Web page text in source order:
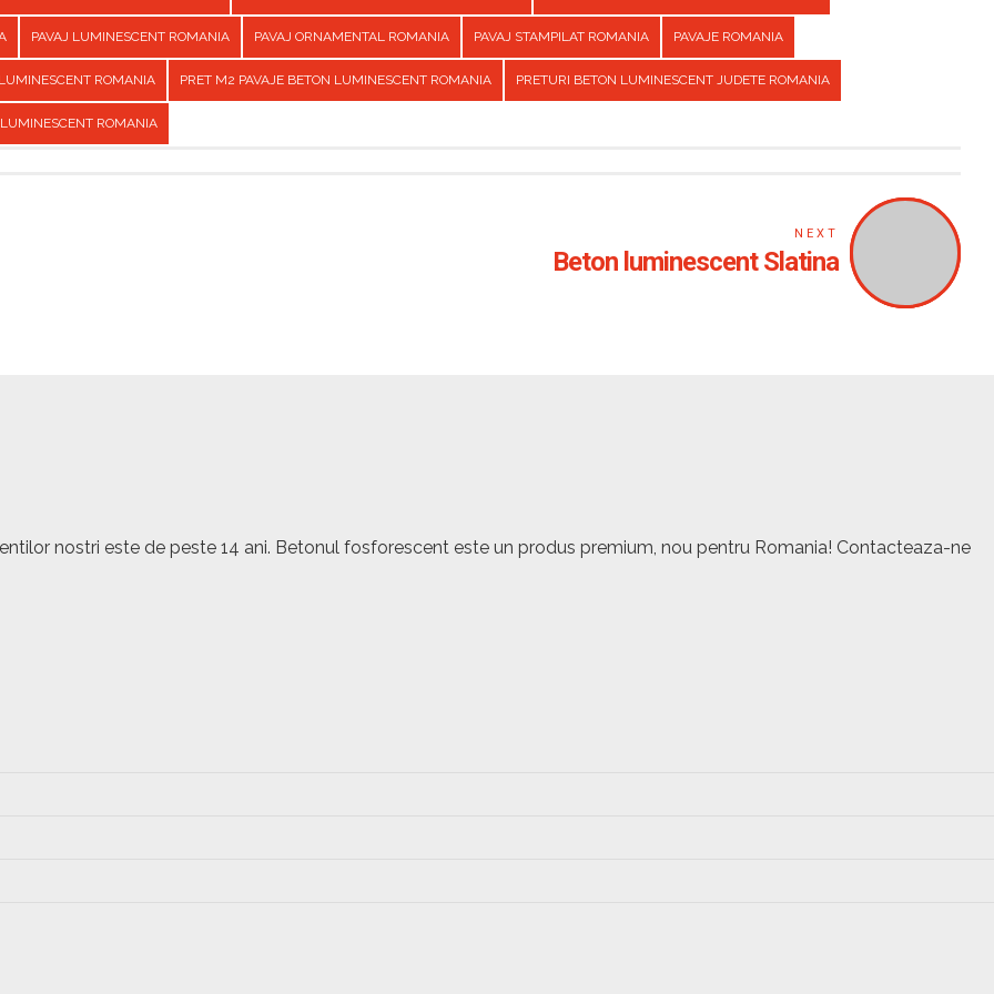
PAVAJ LUMINESCENT ROMANIA PAVAJ ORNAMENTAL ROMANIA PAVAJ STAMPILAT ROMANIA PAVAJE ROMANIA
ROMANIA PRET M2 PAVAJE BETON LUMINESCENT ROMANIA PRETURI BETON LUMINESCENT JUDETE ROMANIA
ROMANIA
NEXT
Beton luminescent Slatina
nostri este de peste 14 ani. Betonul fosforescent este un produs premium, nou pentru Romania! Contacteaza-ne